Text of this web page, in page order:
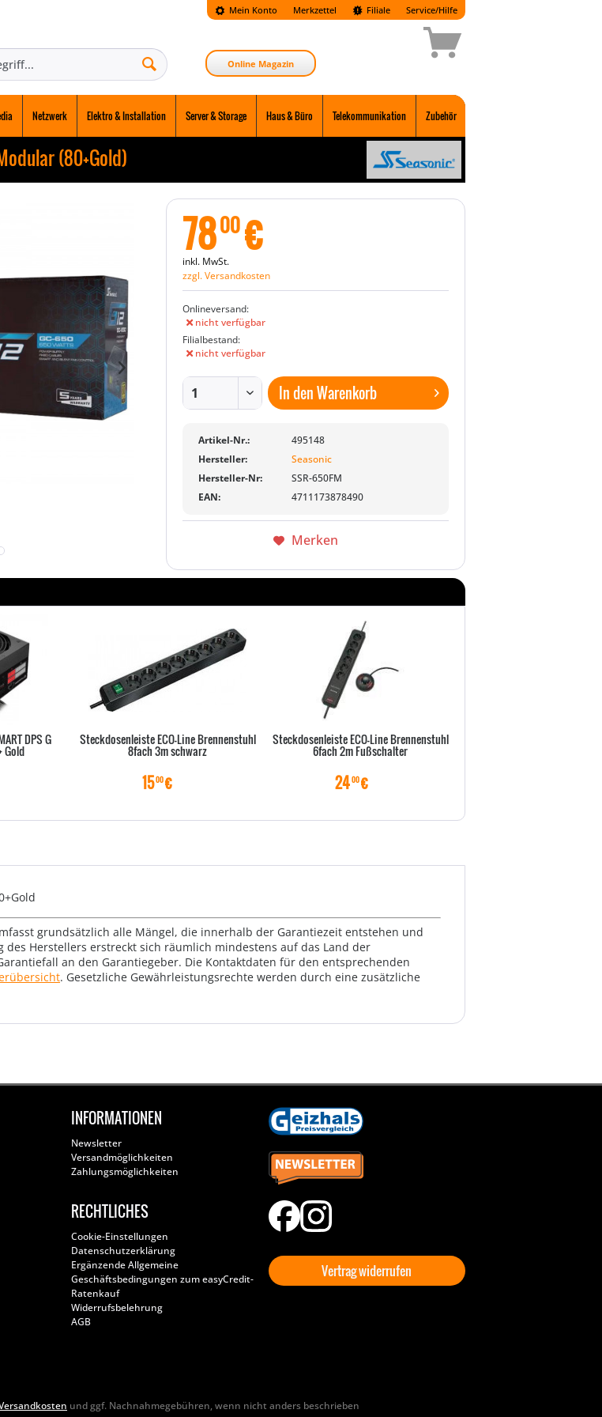
Mein Konto Merkzettel Filiale Service/Hilfe
Online Magazin
Netzwerk Elektro & Installation Server & Storage Haus & Büro Telekommunikation Zubehör
(80+Gold)
7800€
inkl. MwSt.
zzgl. Versandkosten
Onlineversand:
nicht verfügbar
Filialbestand:
nicht verfügbar
In denWarenkorb
Artikel-Nr.:
495148
Hersteller:
Seasonic
Hersteller-Nr:
SSR-650FM
EAN:
4711173878490
Merken
DPS G
Gold
Steckdosenleiste ECO-Line Brennenstuhl
8fach 3m schwarz
1500€
Steckdosenleiste ECO-Line Brennenstuhl
6fach 2m Fußschalter
2400€
grundsätzlich alle Mängel, die innerhalb der Garantiezeit entstehen und
Herstellers erstreckt sich räumlich mindestens auf das Land der
an den Garantiegeber. Die Kontaktdaten für den entsprechenden
. Gesetzliche Gewährleistungsrechte werden durch eine zusätzliche
INFORMATIONEN
Newsletter
Versandmöglichkeiten
Zahlungsmöglichkeiten
RECHTLICHES
Cookie-Einstellungen
Datenschutzerklärung
Ergänzende Allgemeine
Geschäftsbedingungen zum easyCredit-
Ratenkauf
Widerrufsbelehrung
AGB
Vertrag widerrufen
und ggf. Nachnahmegebühren, wenn nicht anders beschrieben